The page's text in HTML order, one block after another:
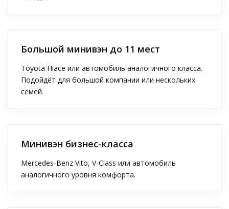
Большой минивэн до 11 мест
Toyota Hiace или автомобиль аналогичного класса.
Подойдёт для большой компании или нескольких
семей.
Минивэн бизнес-класса
Mercedes-Benz Vito, V-Class или автомобиль
аналогичного уровня комфорта.